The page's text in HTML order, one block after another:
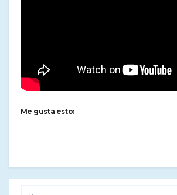
Me gusta esto: